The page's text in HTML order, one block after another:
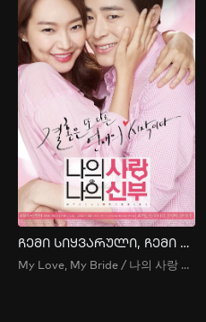
ჩემი სიყვარული, ჩემი პატარძალი
My Love, My Bride / 나의 사랑 나의 신부 / Naui Sarang Naui Shinboo